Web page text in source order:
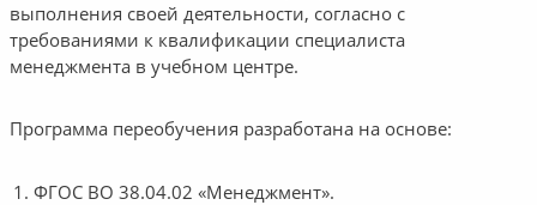
выполнения своей деятельности, согласно с
требованиями к квалификации специалиста
менеджмента в учебном центре.
Программа переобучения разработана на основе:
ФГОС ВО 38.04.02 «Менеджмент».